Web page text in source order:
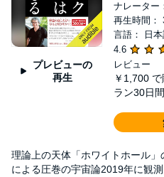
プレビューの
再生
ナレーター
再生時間：
言語： 日
4.6
レビュー
￥1,700
ラン30日
理論上の天体「ホワイトホール
による圧巻の宇宙論2019年に観